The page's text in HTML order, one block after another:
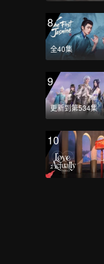
8
全40集
9
更新到第534集
10